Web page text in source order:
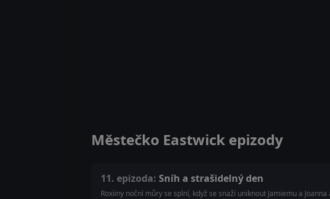
Městečko Eastwick epizody
11. epizoda: Sníh a strašidelný den
Roxiiny noční můry se splní, když se snaží uniknout Jamiemu a